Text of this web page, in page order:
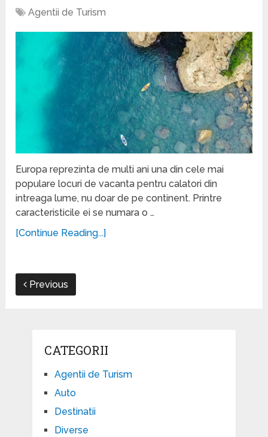
Agentii de Turism
Europa reprezinta de multi ani una din cele mai
populare locuri de vacanta pentru calatori din
intreaga lume, nu doar de pe continent. Printre
caracteristicile ei se numara o …
[Continue Reading...]
Previous
CATEGORII
Agentii de Turism
Auto
Destinatii
Diverse